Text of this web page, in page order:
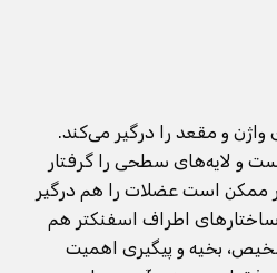
واژن و مقعد را درگیر می‌کند.
و لایه‌های سطحی را گرفتار
ممکن است عضلات را هم درگیر
اطراف اسفنکتر هم
بخیه و پیگیری اهمیت